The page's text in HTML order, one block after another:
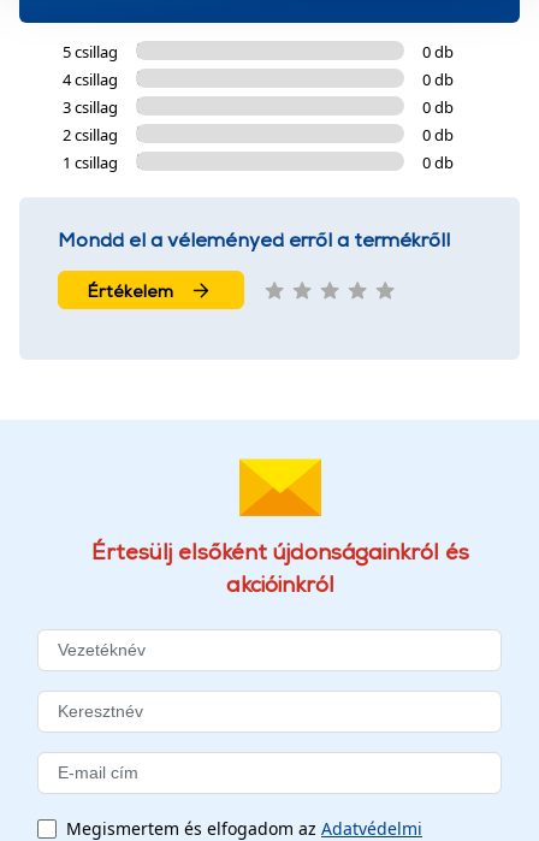
További információk:ÁSZFésAdatvédelem
5 csillag
0 db
4 csillag
0 db
3 csillag
0 db
2 csillag
0 db
1 csillag
0 db
Mondd el a véleményed erről a termékről!
Értékelem
Értesülj elsőként újdonságainkról és
akcióinkról
Megismertem és elfogadom az Adatvédelmi